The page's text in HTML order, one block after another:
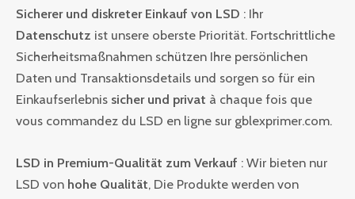
Sicherer und diskreter Einkauf von LSD : Ihr
Datenschutz ist unsere oberste Priorität. Fortschrittliche
Sicherheitsmaßnahmen schützen Ihre persönlichen
Daten und Transaktionsdetails und sorgen so für ein
Einkaufserlebnis sicher und privat à chaque fois que
vous commandez du LSD en ligne sur gblexprimer.com.
LSD in Premium-Qualität zum Verkauf : Wir bieten nur
LSD von hohe Qualität, Die Produkte werden von